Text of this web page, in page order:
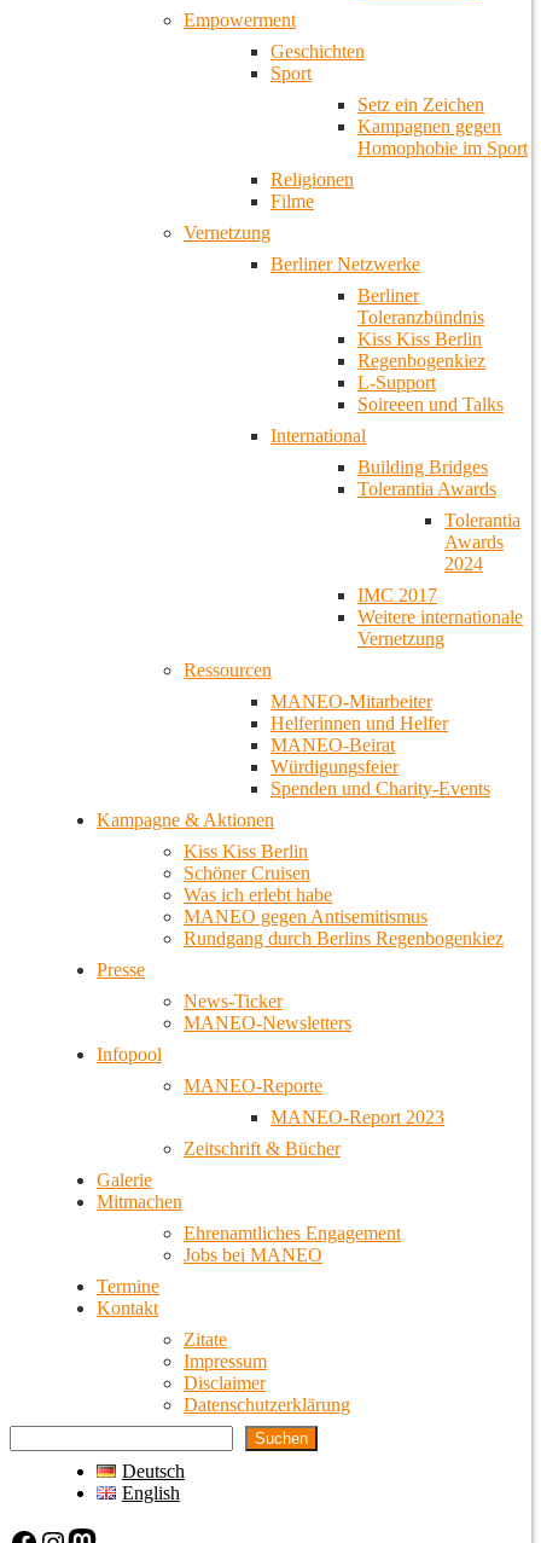
Empowerment
Geschichten
Sport
Setz ein Zeichen
Kampagnen gegen
Homophobie im Sport
Religionen
Filme
Vernetzung
Berliner Netzwerke
Berliner
Toleranzbündnis
Kiss Kiss Berlin
Regenbogenkiez
L-Support
Soireeen und Talks
International
Building Bridges
Tolerantia Awards
Tolerantia
Awards
2024
IMC 2017
Weitere internationale
Vernetzung
Ressourcen
MANEO-Mitarbeiter
Helferinnen und Helfer
MANEO-Beirat
Würdigungsfeier
Spenden und Charity-Events
Kampagne & Aktionen
Kiss Kiss Berlin
Schöner Cruisen
Was ich erlebt habe
MANEO gegen Antisemitismus
Rundgang durch Berlins Regenbogenkiez
Presse
News-Ticker
MANEO-Newsletters
Infopool
MANEO-Reporte
MANEO-Report 2023
Zeitschrift & Bücher
Galerie
Mitmachen
Ehrenamtliches Engagement
Jobs bei MANEO
Termine
Kontakt
Zitate
Impressum
Disclaimer
Datenschutzerklärung
Suchen
Deutsch
English